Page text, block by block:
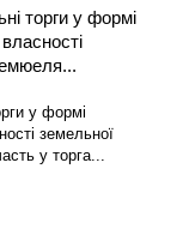
торги у формі
у формі
земельної
у торга...